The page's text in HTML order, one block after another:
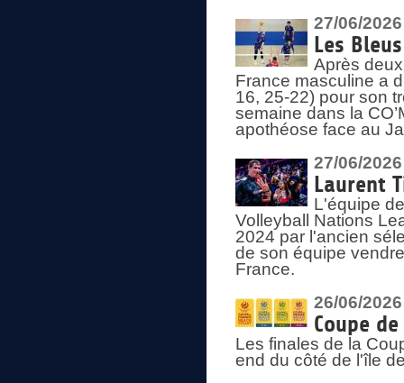
27/06/2026
Les
Après
France masculine a
16, 25-22) pour son
semaine dans la
apothéose face au
27/06/2026
Laurent
L'équipe
Volleyball Nations
2024 par l'ancien
de son équipe
France.
26/06/2026
Coupe
Les finales de la
end du côté de l'île